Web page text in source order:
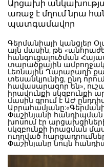
Արցախի
առաջ է մղում նրա
պատգամավոր
Գերմանիայի կանցլեր
այն մասին, թե
հանգուցալուծման
տարածքային
Լեռնային Ղարաբաղի
տեսանկյունից, ընդ
հավասարազոր են»,
իրավունքի սկզբունքի
մասին գրում է ԱԺ
Փաշինյանի հանդիպման
խոսում էր
սկզբունքի իրացման
ուղղված
Փաշինյանը նույն
արցախցիների